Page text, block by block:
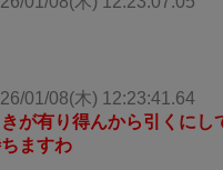
01/08(木) 12:23:41.64
が有り得んから引くにし
ますわ